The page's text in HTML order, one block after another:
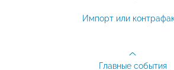
Импорт или
Главные события